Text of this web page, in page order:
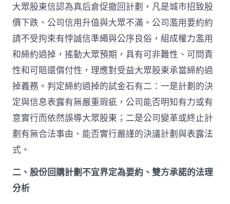
大眾股東信認為真后倉促撤回計劃，凡是城市招致股
價下跌、公司信用升值與大眾不滿。公司濫用要約約
請不受拘束有悖誠信準繩與公序良俗，組成權力濫用
和締約過掉，搖動大眾預期，具有可非難性、可問責
性和可賠還償付性，理應對受益大眾股東承當締約過
掉義務。判定締約過掉的試金石有二：一是計劃的決
定與信息表露有無嚴重瑕疵，公司能否明知有力或有
意實行而依然誤導大眾股東；二是公司變革或終止計
劃有無合法事由、能否實行嚴謹的決議計劃與表露法
式。
二、股份回購計劃不宜界定為要約、雙方承諾的法理
分析